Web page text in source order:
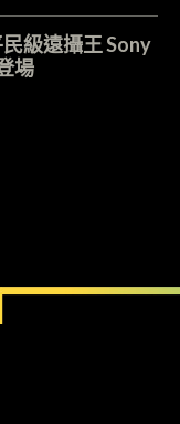
級遠攝王 Sony
場